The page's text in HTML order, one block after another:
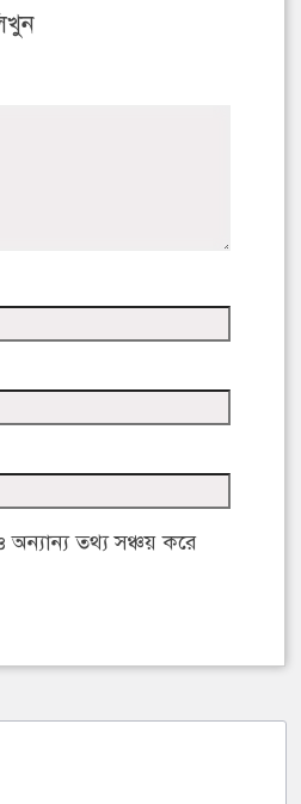
তথ্য সঞ্চয় করে